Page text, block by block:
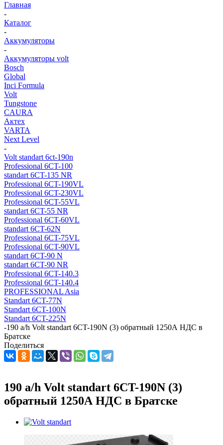
Главная
-
Каталог
-
Аккумуляторы
-
Аккумуляторы volt
Bosch
Global
Inci Formula
Volt
Tungstone
CAURA
Актех
VARTA
Next Level
-
Volt standart 6ct-190n
Professional 6CT-100
standart 6CT-135 NR
Professional 6CT-190VL
Professional 6CT-230VL
Professional 6CT-55VL
standart 6CT-55 NR
Professional 6CT-60VL
standart 6CT-62N
Professional 6CT-75VL
Professional 6CT-90VL
standart 6CT-90 N
standart 6CT-90 NR
Professional 6CT-140.3
Professional 6CT-140.4
PROFESSIONAL Asia
Standart 6CT-77N
Standart 6CT-100N
Standart 6CT-225N
-190 a/h Volt standart 6CT-190N (3) обратный 1250А НДС в
Братске
Поделиться
190 a/h Volt standart 6CT-190N (3)
обратный 1250А НДС в Братске